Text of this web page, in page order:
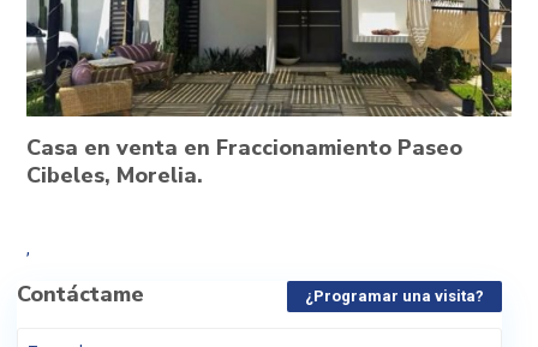
Casa en venta en Fraccionamiento Paseo
Cibeles, Morelia.
,
Contáctame ¿Programar una visita?